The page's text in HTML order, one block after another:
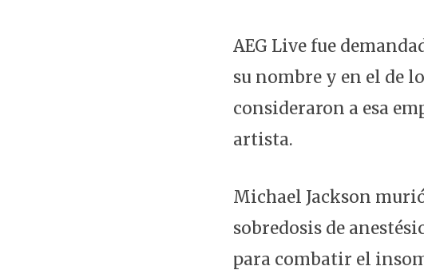
AEG Live fue
su nombre y en el de
consideraron a esa
artista.
Michael Jackson
sobredosis de
para combatir el